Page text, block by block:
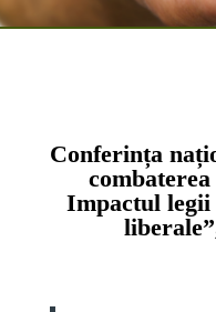
Conferința
Impactul